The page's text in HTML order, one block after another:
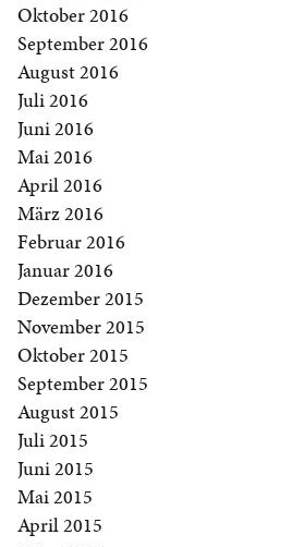
Oktober 2016
September 2016
August 2016
Juli 2016
Juni 2016
Mai 2016
April 2016
März 2016
Februar 2016
Januar 2016
Dezember 2015
November 2015
Oktober 2015
September 2015
August 2015
Juli 2015
Juni 2015
Mai 2015
April 2015